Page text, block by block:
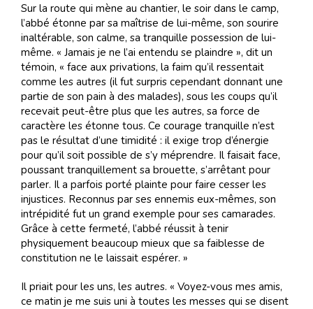
Sur la route qui mène au chantier, le soir dans le camp,
l’abbé étonne par sa maîtrise de lui-même, son sourire
inaltérable, son calme, sa tranquille possession de lui-
même. « Jamais je ne l’ai entendu se plaindre », dit un
témoin, « face aux privations, la faim qu’il ressentait
comme les autres (il fut surpris cependant donnant une
partie de son pain à des malades), sous les coups qu’il
recevait peut-être plus que les autres, sa force de
caractère les étonne tous. Ce courage tranquille n’est
pas le résultat d’une timidité : il exige trop d’énergie
pour qu’il soit possible de s’y méprendre. Il faisait face,
poussant tranquillement sa brouette, s’arrêtant pour
parler. Il a parfois porté plainte pour faire cesser les
injustices. Reconnus par ses ennemis eux-mêmes, son
intrépidité fut un grand exemple pour ses camarades.
Grâce à cette fermeté, l’abbé réussit à tenir
physiquement beaucoup mieux que sa faiblesse de
constitution ne le laissait espérer. »
Il priait pour les uns, les autres. « Voyez-vous mes amis,
ce matin je me suis uni à toutes les messes qui se disent